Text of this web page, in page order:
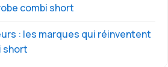
combi short
: les marques qui réinventent
short